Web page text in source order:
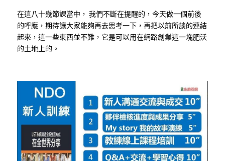
在這八十幾節課當中， 我們不斷在提醒的，今天做一個前後
的呼應，期待讓大家能夠再去思考一下，再把以前所談的連結
起來，這一些東西並不難，它是可以用在網路創業這一塊肥沃
的土地上的。